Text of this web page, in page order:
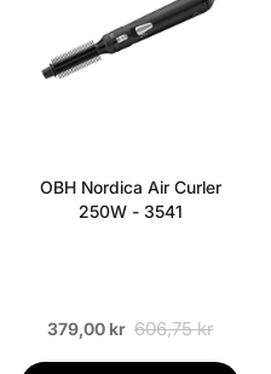
OBH Nordica Air Curler
250W - 3541
379,00 kr 606,75 kr